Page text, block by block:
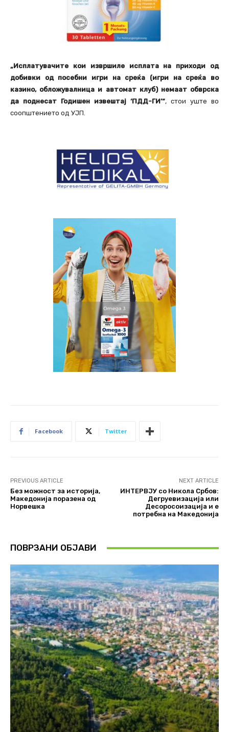
„Исплатувачите кои извршиле исплата на приходи од
добивки од посебни игри на среќа (игри на среќа во
казино, обложувалница и автомат клуб) немаат обврска
да поднесат Годишен извештај ‘ПДД-ГИ’“, стои уште во
соопштението од УЈП.
Facebook Twitter
PREVIOUS ARTICLE
Без можност за историја,
Македонија поразена од
Норвешка
NEXT ARTICLE
ИНТЕРВЈУ со Никола Србов:
Дегруевизација или
Десоросоизација и е
потребна на Македонија
ПОВРЗАНИ ОБЈАВИ